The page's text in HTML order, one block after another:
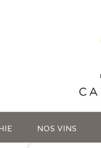
NOS VINS